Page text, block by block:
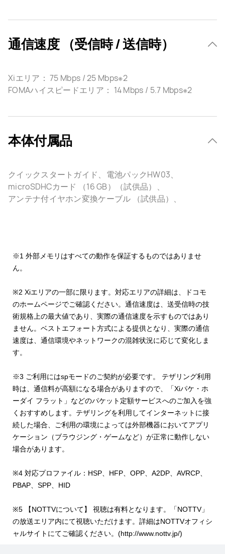
通信速度 （受信時 / 送信時）
Xiエリア： 75 Mbps / 25 Mbps※2
FOMAハイスピードエリア： 14 Mbps / 5.7 Mbps※2
本体付属品
クイックスタートガイド、電池パックHW03、
microSDHCカード （16 GB）（試供品）、
アンテナ付イヤホン変換ケーブル （試供品）、
※1 外部メモリはすべての動作を保証するものではありませ
ん。
※2 Xiエリアの一部に限ります。対応エリアの詳細は、ドコモ
のホームページでご確認ください。通信速度は、送受信時の技
術規格上の最大値であり、実際の通信速度を示すものではあり
ません。ベストエフォート方式による提供となり、実際の通信
速度は、通信環境やネットワークの混雑状況に応じて変化しま
す。
※3 ご利用にはspモードのご契約が必要です。 テザリング利用
時は、通信料が高額になる場合がありますので、「Xiパケ・ホ
ーダイ フラット」などのパケット定額サービスへのご加入を強
くおすすめします。テザリングを利用してインターネットに接
続した場合、ご利用の環境によっては外部機器においてアプリ
ケーション（ブラウジング・ゲームなど）が正常に動作しない
場合があります。
※4 対応プロファイル：HSP、HFP、OPP、A2DP、AVRCP、
PBAP、SPP、HID
※5 【NOTTVについて】 視聴は有料となります。「NOTTV」
の放送エリア内にて視聴いただけます。詳細はNOTTVオフィシ
ャルサイトにてご確認ください。(http://www.nottv.jp/)